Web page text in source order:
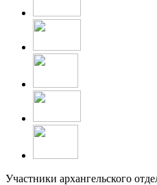
Участники архангельского